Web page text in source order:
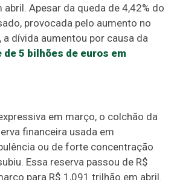
Apesar da queda de 4,42% do
provocada pelo aumento no
dívida aumentou por causa da
5 bilhões de euros em
em março, o colchão da
financeira usada em
ou de forte concentração
Essa reserva passou de R$
para R$ 1,091 trilhão em abril.